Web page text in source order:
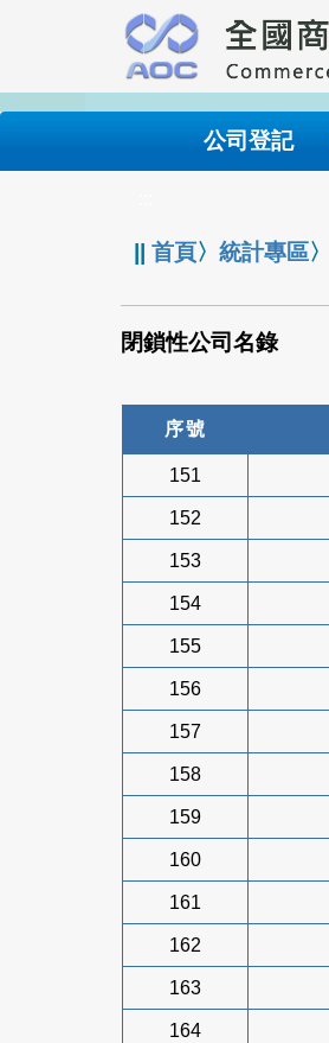
要
內
公司登記
||首頁〉統計專區〉
閉鎖性公司名錄
序號
151
152
153
154
155
156
157
158
159
160
161
162
163
164